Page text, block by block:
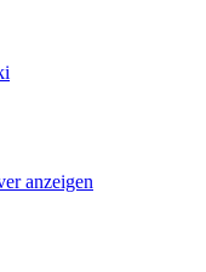
anzeigen